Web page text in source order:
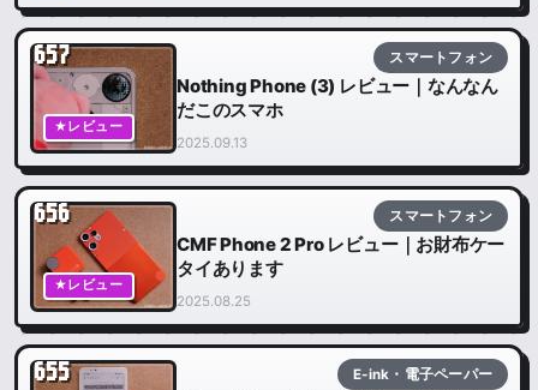
★レビュー
657 スマートフォン
Nothing Phone (3) レビュー｜なんなん
だこのスマホ
2025.09.13
★レビュー
656 スマートフォン
CMF Phone 2 Pro レビュー｜お財布ケー
タイあります
2025.08.25
655 E-ink・電子ペーパー